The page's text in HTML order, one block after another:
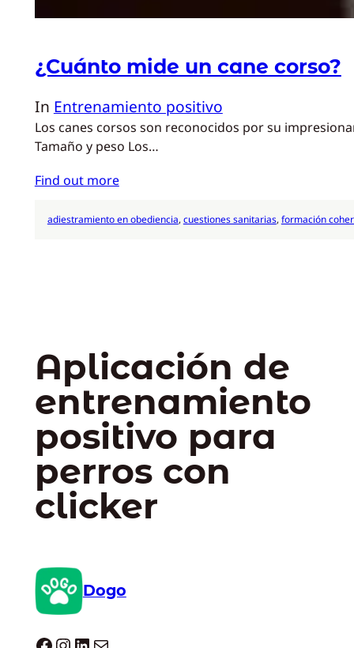
¿Cuánto mide un cane corso?
In Entrenamiento positivo
Los canes corsos son reconocidos por su
Tamaño y peso Los…
Find out more
adiestramiento en obediencia, cuestiones sanitarias, formación
Aplicación de
entrenamiento
positivo para
perros con
clicker
Dogo